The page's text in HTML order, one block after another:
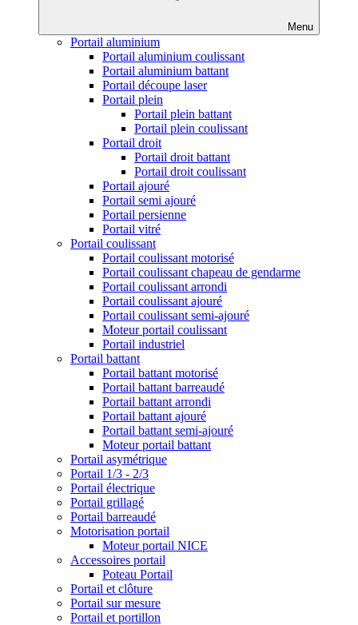
Menu
Portail aluminium
Portail aluminium coulissant
Portail aluminium battant
Portail découpe laser
Portail plein
Portail plein battant
Portail plein coulissant
Portail droit
Portail droit battant
Portail droit coulissant
Portail ajouré
Portail semi ajouré
Portail persienne
Portail vitré
Portail coulissant
Portail coulissant motorisé
Portail coulissant chapeau de gendarme
Portail coulissant arrondi
Portail coulissant ajouré
Portail coulissant semi-ajouré
Moteur portail coulissant
Portail industriel
Portail battant
Portail battant motorisé
Portail battant barreaudé
Portail battant arrondi
Portail battant ajouré
Portail battant semi-ajouré
Moteur portail battant
Portail asymétrique
Portail 1/3 - 2/3
Portail électrique
Portail grillagé
Portail barreaudé
Motorisation portail
Moteur portail NICE
Accessoires portail
Poteau Portail
Portail et clôture
Portail sur mesure
Portail et portillon